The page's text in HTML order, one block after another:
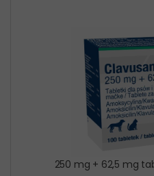
250 mg + 62,5 mg